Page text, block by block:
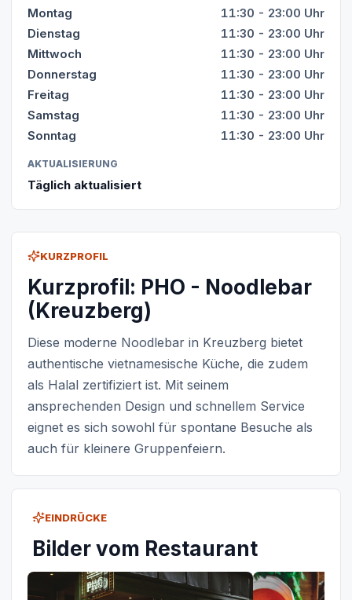
KURZPROFIL
Kurzprofil: PHO - Noodlebar
(Kreuzberg)
Diese moderne Noodlebar in Kreuzberg bietet
authentische vietnamesische Küche, die zudem
als Halal zertifiziert ist. Mit seinem
ansprechenden Design und schnellem Service
eignet es sich sowohl für spontane Besuche als
auch für kleinere Gruppenfeiern.
EINDRÜCKE
Bilder vom Restaurant
Montag
11:30 - 23:00 Uhr
Dienstag
11:30 - 23:00 Uhr
Mittwoch
11:30 - 23:00 Uhr
Donnerstag
11:30 - 23:00 Uhr
Freitag
11:30 - 23:00 Uhr
Samstag
11:30 - 23:00 Uhr
Sonntag
11:30 - 23:00 Uhr
AKTUALISIERUNG
Täglich aktualisiert